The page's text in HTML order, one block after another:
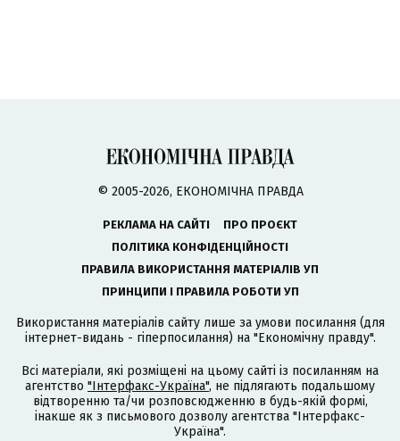
© 2005-2026, ЕКОНОМІЧНА ПРАВДА
РЕКЛАМА НА САЙТІ
ПРО ПРОЄКТ
ПОЛІТИКА КОНФІДЕНЦІЙНОСТІ
ПРАВИЛА ВИКОРИСТАННЯ МАТЕРІАЛІВ УП
ПРИНЦИПИ І ПРАВИЛА РОБОТИ УП
Використання матеріалів сайту лише за умови посилання (для
інтернет-видань - гіперпосилання) на "Економічну правду".
Всі матеріали, які розміщені на цьому сайті із посиланням на
агентство "Інтерфакс-Україна", не підлягають подальшому
відтворенню та/чи розповсюдженню в будь-якій формі,
інакше як з письмового дозволу агентства "Інтерфакс-
Україна".